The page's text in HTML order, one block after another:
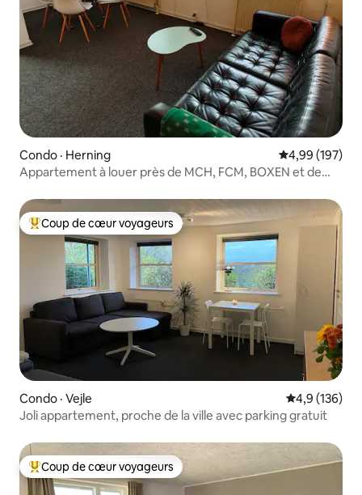
Condo · Herning Note
4,99 (197)
Appartement à louer près de MCH, FCM, BOXEN et de
Coup de cœur voyageurs parmi les plus aimés
Coup de cœur voyageurs
Condo · Vejle Note
4,9 (136)
Joli appartement, proche de la ville avec parking gratuit
Coup de cœur voyageurs parmi les plus aimés
Coup de cœur voyageurs